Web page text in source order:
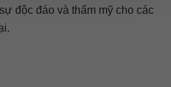
độc đáo và thẩm mỹ cho các